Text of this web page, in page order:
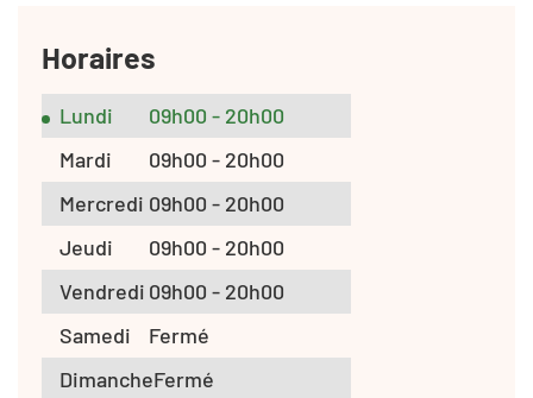
Horaires
Lundi
09h00 - 20h00
Mardi
09h00 - 20h00
Mercredi 09h00 - 20h00
Jeudi
09h00 - 20h00
Vendredi 09h00 - 20h00
Samedi
Fermé
DimancheFermé